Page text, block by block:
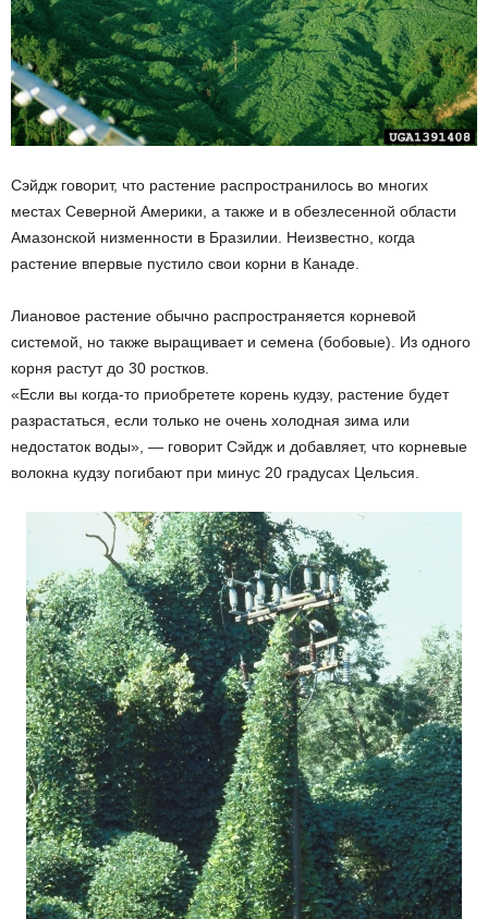
Сэйдж говорит, что растение распространилось во многих
местах Северной Америки, а также и в обезлесенной области
Амазонской низменности в Бразилии. Неизвестно, когда
растение впервые пустило свои корни в Канаде.
Лиановое растение обычно распространяется корневой
системой, но также выращивает и семена (бобовые). Из одного
корня растут до 30 ростков.
«Если вы когда-то приобретете корень кудзу, растение будет
разрастаться, если только не очень холодная зима или
недостаток воды», — говорит Сэйдж и добавляет, что корневые
волокна кудзу погибают при минус 20 градусах Цельсия.